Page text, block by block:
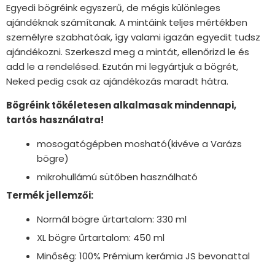
Egyedi bögréink egyszerű, de mégis különleges
ajándéknak számítanak. A mintáink teljes mértékben
személyre szabhatóak, így valami igazán egyedit tudsz
ajándékozni. Szerkeszd meg a mintát, ellenőrizd le és
add le a rendelésed. Ezután mi legyártjuk a bögrét,
Neked pedig csak az ajándékozás maradt hátra.
Bögréink tökéletesen alkalmasak mindennapi,
tartós használatra!
mosogatógépben mosható(kivéve a Varázs
bögre)
mikrohullámú sütőben használható
Termék jellemzői:
Normál bögre űrtartalom: 330 ml
XL bögre űrtartalom: 450 ml
Minőség: 100% Prémium kerámia JS bevonattal